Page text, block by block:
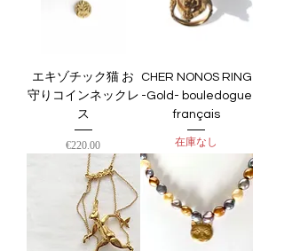
エキゾチック猫 お
守りコインネックレ
ス
価格
€220.00
CHER NONOS RING
-Gold- bouledogue
français
在庫なし